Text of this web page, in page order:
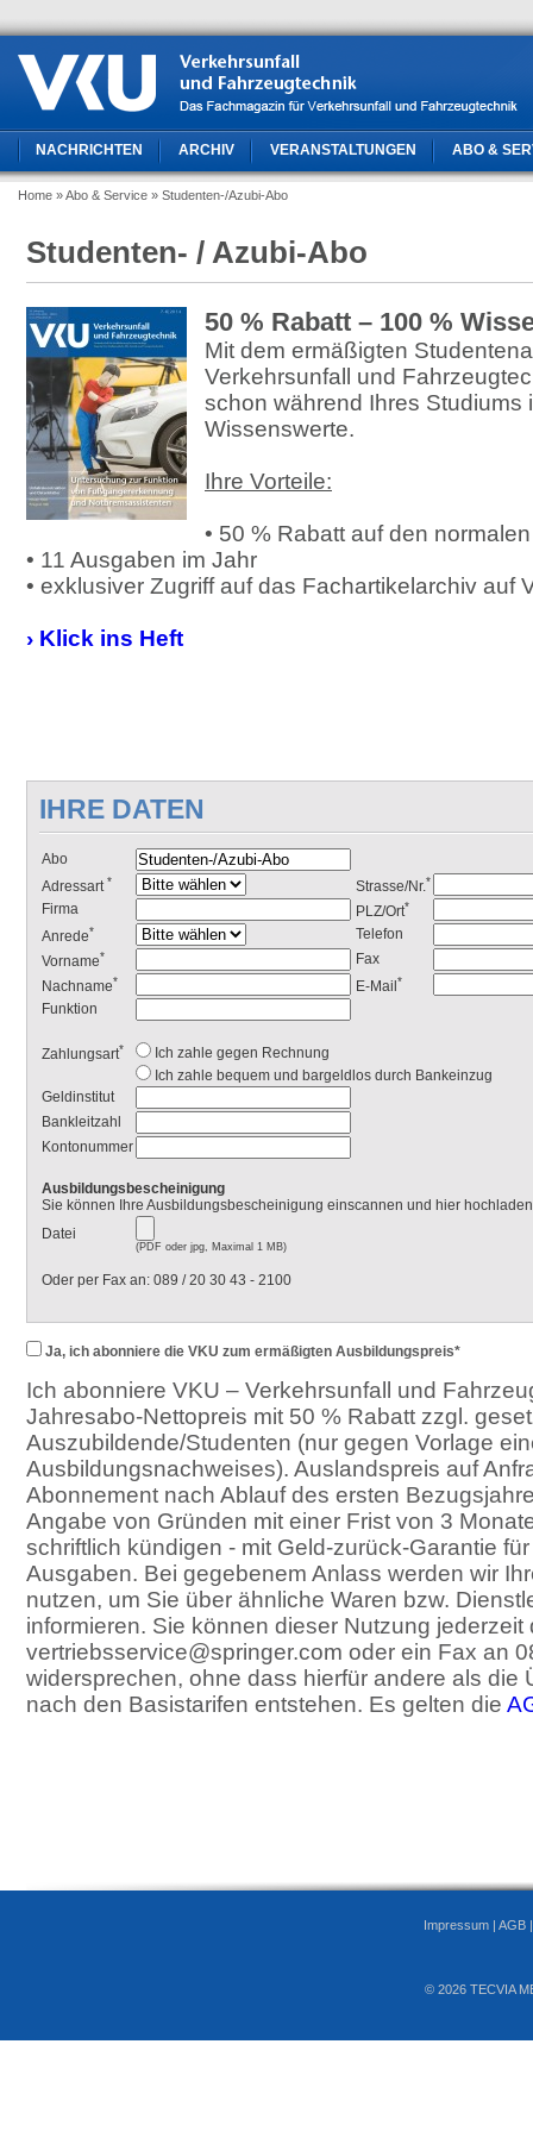
NACHRICHTEN ARCHIV VERANSTALTUNGEN ABO &
Home » Abo & Service » Studenten-/Azubi-Abo
Studenten- / Azubi-Abo
50 % Rabatt – 100 %
Mit dem ermäßigten
Verkehrsunfall und
schon während Ihres Studiums
Wissenswerte.
Ihre Vorteile:
• 50 % Rabatt auf den
• 11 Ausgaben im Jahr
• exklusiver Zugriff auf das Fachartikelarchiv auf
› Klick ins Heft
IHRE DATEN
Abo
Adressart* Strasse/Nr.*
Firma PLZ/Ort*
Anrede*
Telefon
Vorname*
Fax
Nachname* E-Mail *
Funktion
Zahlungsart*
Ich zahle gegen Rechnung
Ich zahle bequem und bargeldlos durch Bankeinzug
Geldinstitut
Bankleitzahl
Kontonummer
Ausbildungsbescheinigung
Sie können Ihre Ausbildungsbescheinigung einscannen und hier
Datei
(PDF oder jpg, Maximal 1 MB)
Oder per Fax an: 089 / 20 30 43 - 2100
Ja, ich abonniere die VKU zum ermäßigten Ausbildungspreis*
Ich abonniere VKU – Verkehrsunfall und
Jahresabo-Nettopreis mit 50 % Rabatt zzgl.
Auszubildende/Studenten (nur gegen Vorlage
Ausbildungsnachweises). Auslandspreis auf
Abonnement nach Ablauf des ersten
Angabe von Gründen mit einer Frist von 3
schriftlich kündigen - mit Geld-zurück-Garantie
Ausgaben. Bei gegebenem Anlass werden wir
nutzen, um Sie über ähnliche Waren bzw.
informieren. Sie können dieser Nutzung jederzeit
vertriebsservice@springer.com oder ein Fax an
widersprechen, ohne dass hierfür andere als die
nach den Basistarifen entstehen. Es gelten die
Impressum | AGB
© 2026 TECVIA